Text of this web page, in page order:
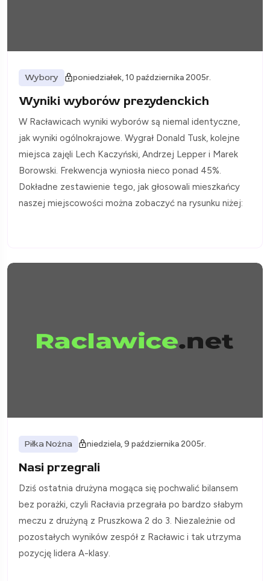
Wybory poniedziałek, 10 października 2005r.
Wyniki wyborów prezydenckich
W Racławicach wyniki wyborów są niemal identyczne,
jak wyniki ogólnokrajowe. Wygrał Donald Tusk, kolejne
miejsca zajęli Lech Kaczyński, Andrzej Lepper i Marek
Borowski. Frekwencja wyniosła nieco ponad 45%.
Dokładne zestawienie tego, jak głosowali mieszkańcy
naszej miejscowości można zobaczyć na rysunku niżej:
Piłka Nożna niedziela, 9 października 2005r.
Nasi przegrali
Dziś ostatnia drużyna mogąca się pochwalić bilansem
bez porażki, czyli Racłavia przegrała po bardzo słabym
meczu z drużyną z Pruszkowa 2 do 3. Niezależnie od
pozostałych wyników zespół z Racławic i tak utrzyma
pozycję lidera A-klasy.